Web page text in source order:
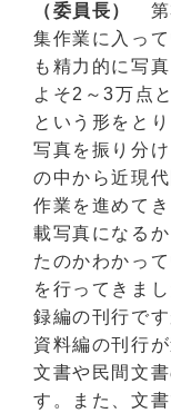
（委員長）
集作業に入っ
も精力的に写
よそ2～3万点
という形をと
写真を振り分
の中から近現
作業を進めて
載写真になる
たのかわかっ
を行ってきま
録編の刊行で
資料編の刊行
文書や民間文
す。また、文